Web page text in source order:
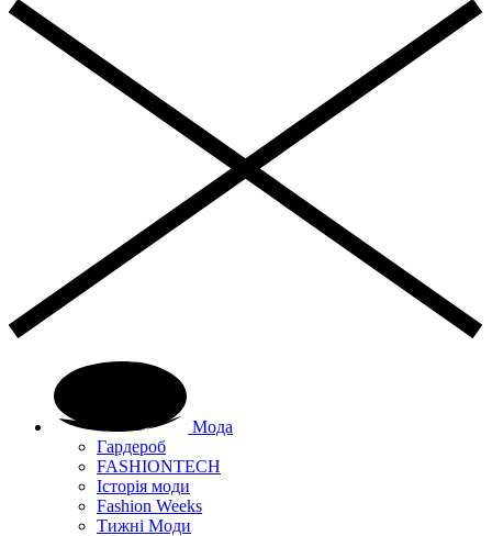
Мода
Гардероб
FASHIONTECH
Історія моди
Fashion Weeks
Тижні Моди